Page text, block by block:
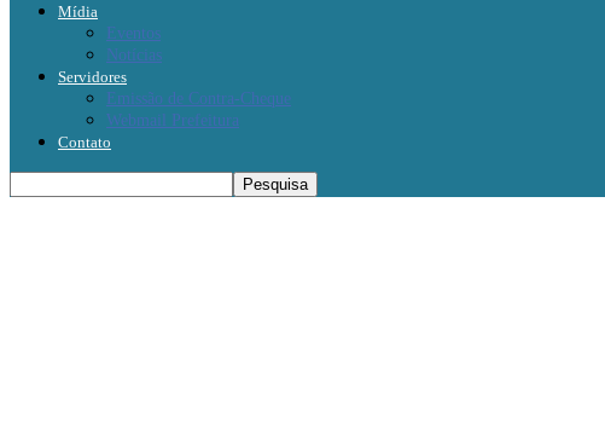
Mídia
Eventos
Notícias
Servidores
Emissão de Contra-Cheque
Webmail Prefeitura
Contato